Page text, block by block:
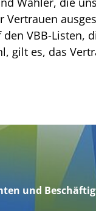
Vertrauen
VBB-Listen,
gilt es, das
und